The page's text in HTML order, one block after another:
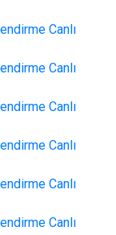
Canlı
Canlı
Canlı
Canlı
Canlı
Canlı